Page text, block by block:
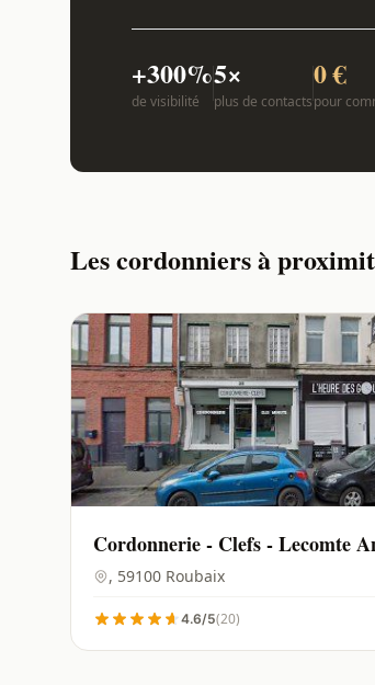
+300%
de visibilité
5×
plus de contacts
0 €
pour
Les cordonniers à
Cordonnerie - Clefs - Lecomte
Roubaix - 59100
, 59100 Roubaix
4.6/5(20)